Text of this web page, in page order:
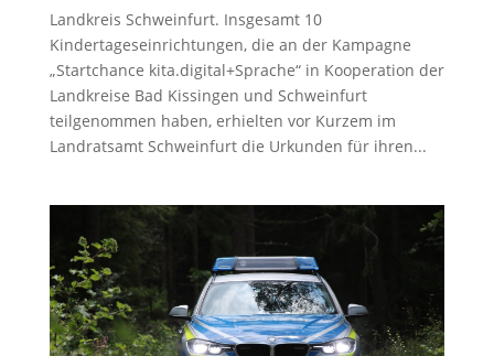
Landkreis Schweinfurt. Insgesamt 10
Kindertageseinrichtungen, die an der Kampagne
„Startchance kita.digital+Sprache“ in Kooperation der
Landkreise Bad Kissingen und Schweinfurt
teilgenommen haben, erhielten vor Kurzem im
Landratsamt Schweinfurt die Urkunden für ihren...